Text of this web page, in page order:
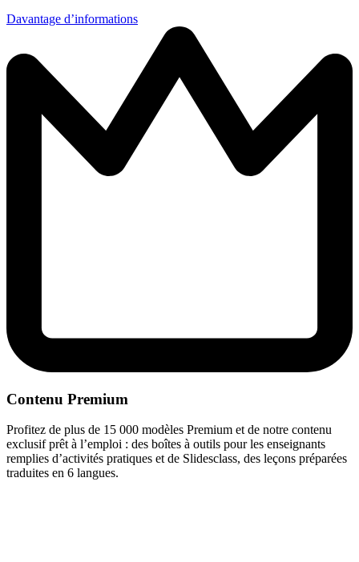
Davantage d’informations
Contenu Premium
Profitez de plus de 15 000 modèles Premium et de notre contenu
exclusif prêt à l’emploi : des boîtes à outils pour les enseignants
remplies d’activités pratiques et de Slidesclass, des leçons préparées
traduites en 6 langues.